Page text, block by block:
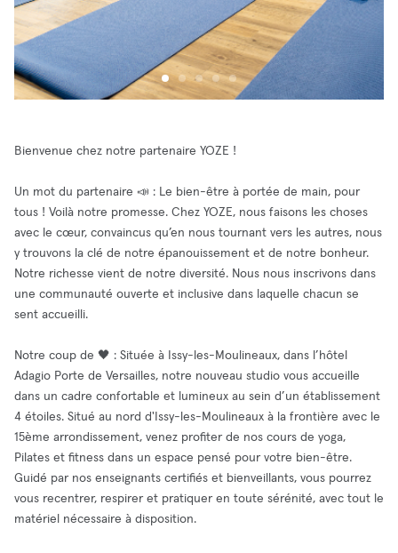
Bienvenue chez notre partenaire YOZE !
Un mot du partenaire 📣 : Le bien-être à portée de main, pour
tous ! Voilà notre promesse. Chez YOZE, nous faisons les choses
avec le cœur, convaincus qu’en nous tournant vers les autres, nous
y trouvons la clé de notre épanouissement et de notre bonheur.
Notre richesse vient de notre diversité. Nous nous inscrivons dans
une communauté ouverte et inclusive dans laquelle chacun se
sent accueilli.
Notre coup de 🖤 : Située à Issy-les-Moulineaux, dans l’hôtel
Adagio Porte de Versailles, notre nouveau studio vous accueille
dans un cadre confortable et lumineux au sein d’un établissement
4 étoiles. Situé au nord d'Issy-les-Moulineaux à la frontière avec le
15ème arrondissement, venez profiter de nos cours de yoga,
Pilates et fitness dans un espace pensé pour votre bien-être.
Guidé par nos enseignants certifiés et bienveillants, vous pourrez
vous recentrer, respirer et pratiquer en toute sérénité, avec tout le
matériel nécessaire à disposition.